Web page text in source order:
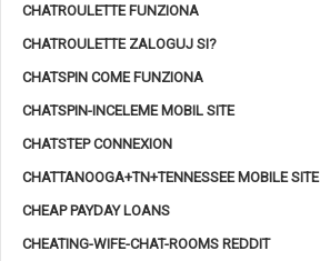
CHATROULETTE FUNZIONA
CHATROULETTE ZALOGUJ SI?
CHATSPIN COME FUNZIONA
CHATSPIN-INCELEME MOBIL SITE
CHATSTEP CONNEXION
CHATTANOOGA+TN+TENNESSEE MOBILE SITE
CHEAP PAYDAY LOANS
CHEATING-WIFE-CHAT-ROOMS REDDIT